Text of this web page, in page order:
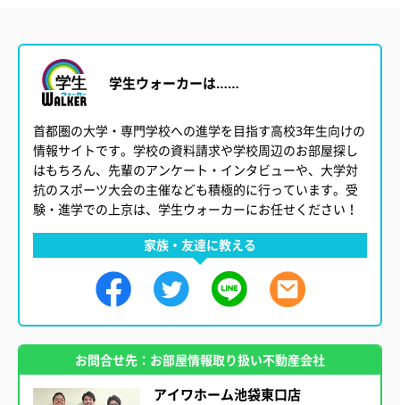
家族・友達に教える
学生ウォーカーは……
首都圏の大学・専門学校への進学を目指す高校3年生向けの
情報サイトです。学校の資料請求や学校周辺のお部屋探し
はもちろん、先輩のアンケート・インタビューや、大学対
抗のスポーツ大会の主催なども積極的に行っています。受
験・進学での上京は、学生ウォーカーにお任せください！
お問合せ先：お部屋情報取り扱い不動産会社
アイワホーム池袋東口店